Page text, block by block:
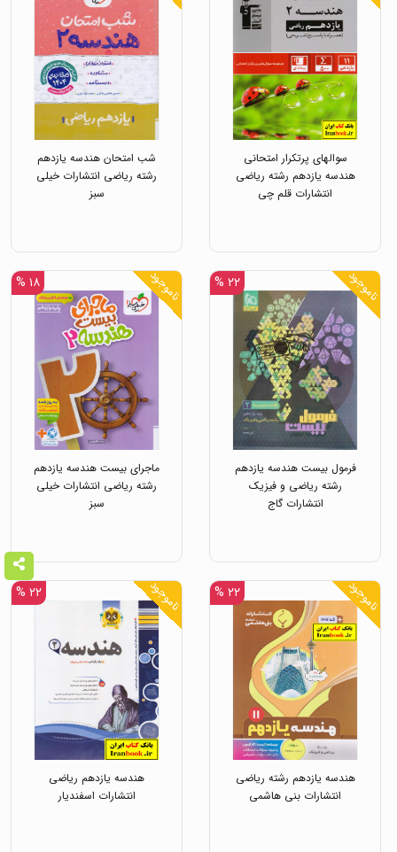
سوالهای پرتکرار امتحانی
هندسه یازدهم رشته ریاضی
انتشارات قلم چی
شب امتحان هندسه یازدهم
رشته ریاضی انتشارات خیلی
سبز
ناموجود ۲۲ %
فرمول بیست هندسه یازدهم
رشته ریاضی و فیزیک
انتشارات گاج
ناموجود ۱۸ %
ماجرای بیست هندسه یازدهم
رشته ریاضی انتشارات خیلی
سبز
ناموجود ۲۲ %
هندسه یازدهم رشته ریاضی
انتشارات بنی هاشمی
ناموجود ۲۲ %
هندسه یازدهم ریاضی
انتشارات اسفندیار